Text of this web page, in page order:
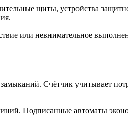
щиты, устройства
или невнимательное
Счётчик учитывает
Подписанные автоматы